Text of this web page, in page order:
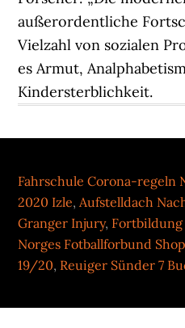
Fahrschule Corona-regeln
2020 Izle,Aufstelldach
Granger Injury,
Norges Fotballforbund Shop
19/20, Reuiger Sünder 7